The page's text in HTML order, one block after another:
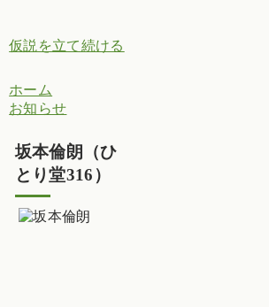
仮説を立て続ける
ホーム
お知らせ
坂本倫朗（ひ
とり堂316）